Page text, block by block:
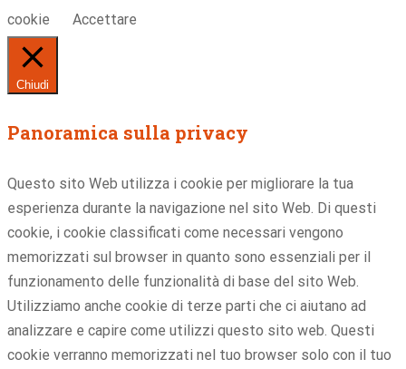
cookie
Accettare
Chiudi
Panoramica sulla privacy
Questo sito Web utilizza i cookie per migliorare la tua
esperienza durante la navigazione nel sito Web. Di questi
cookie, i cookie classificati come necessari vengono
memorizzati sul browser in quanto sono essenziali per il
funzionamento delle funzionalità di base del sito Web.
Utilizziamo anche cookie di terze parti che ci aiutano ad
analizzare e capire come utilizzi questo sito web. Questi
cookie verranno memorizzati nel tuo browser solo con il tuo